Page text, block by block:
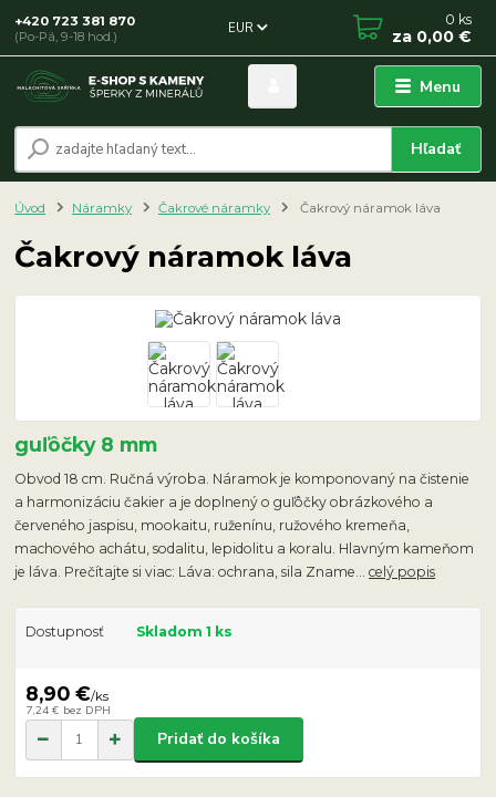
Menu
EUR
Hľadať
+420 723 381 870
(Po-Pá, 9-18 hod.)
0 ks
za 0,00 €
Úvod Náramky Čakrové náramky Čakrový náramok láva
Čakrový náramok láva
guľôčky 8 mm
Obvod 18 cm. Ručná výroba. Náramok je komponovaný na čistenie
a harmonizáciu čakier a je doplnený o guľôčky obrázkového a
červeného jaspisu, mookaitu, ruženínu, ružového kremeňa,
machového achátu, sodalitu, lepidolitu a koralu. Hlavným kameňom
je láva. Prečítajte si viac: Láva: ochrana, sila Zname...celý popis
Dostupnosť Skladom 1 ks
8,90 €/ks
7,24 € bez DPH
Pridať do košíka